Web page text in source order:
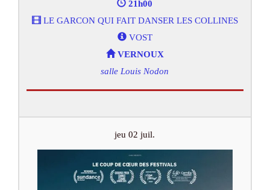
21h00
LE GARCON QUI FAIT DANSER LES COLLINES
VOST
VERNOUX
salle Louis Nodon
jeu 02 juil.